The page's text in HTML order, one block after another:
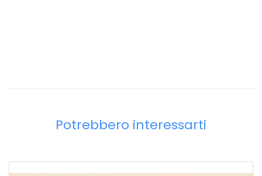
Potrebbero interessarti